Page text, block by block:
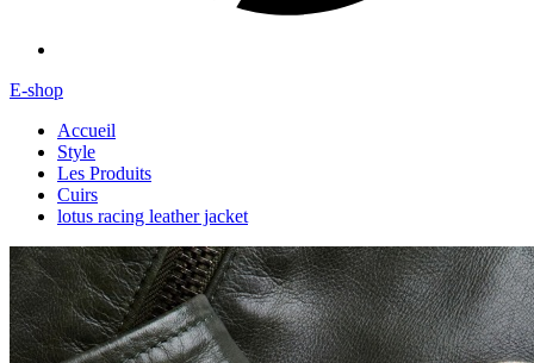
E-shop
Accueil
Style
Les Produits
Cuirs
lotus racing leather jacket